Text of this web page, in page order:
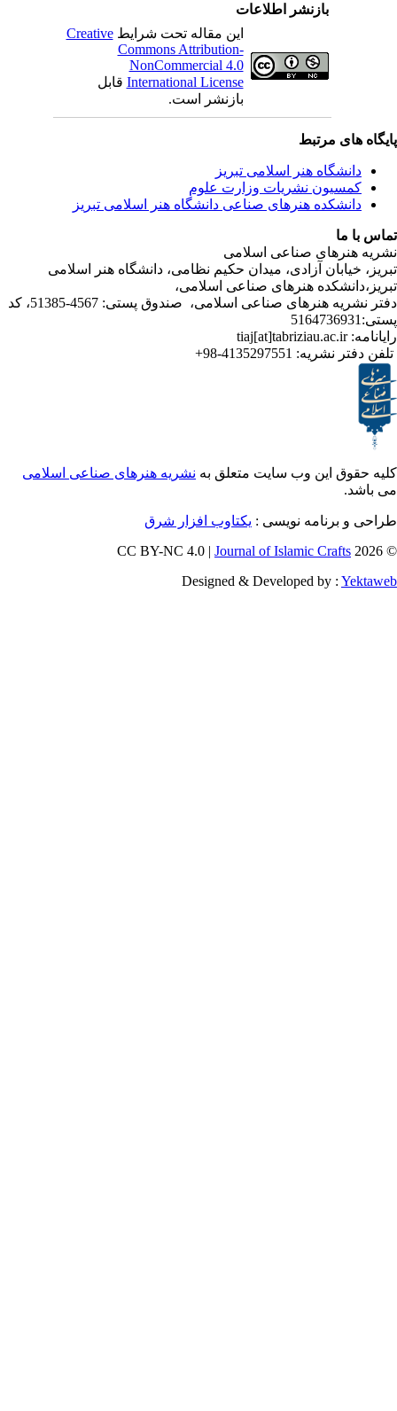
بازنشر اطلاعات
این مقاله تحت شرایطCreative
Commons Attribution-
NonCommercial 4.0
International Licenseقابل
بازنشر است.
مرتبط
هنر اسلامی تبریز
نشریات وزارت علوم
هنرهای صناعی دانشگاه هنر اسلامی تبریز
صناعی اسلامی
آزادی، میدان حکیم نظامی، دانشگاه هنر اسلامی
هنرهای صناعی اسلامی،
دفتر نشریه هنرهای صناعی اسلامی، صندوق پستی: 4567-51385، کد
نشریه:4135297551-98+
این وب سایت متعلق بهنشریه هنرهای صناعی اسلامی
نویسی : یکتاوب افزار شرق
Journal of Islamic
Designed & Developed by :